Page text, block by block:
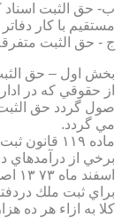
ب- حق الثبت اسناد
مستقيم با كار
ج - حق الثبت
از حقوقي كه در
مي گردد.
ماده ۱۱۹
اسفند ماه ۷۳ ۱۳ اصلاح گرديده مقرر مي دارد:
كلا به ازاء هر ده